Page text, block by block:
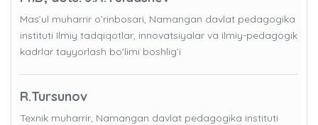
Mas’ul muharrir o’rinbosari, Namangan davlat pedagogika
instituti Ilmiy tadqiqotlar, innovatsiyalar va ilmiy-pedagogik
kadrlar tayyorlash bo'limi boshlig’i
R.Tursunov
Texnik muharrir, Namangan davlat pedagogika instituti